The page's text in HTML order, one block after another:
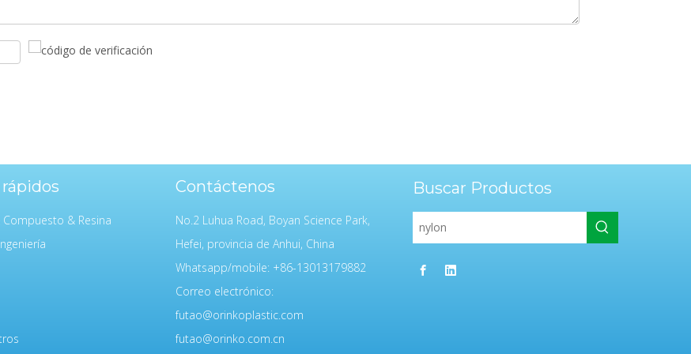
& Resina
Contáctenos
No.2 Luhua Road, Boyan Science Park,
Hefei, provincia de Anhui, China
Whatsapp/mobile: +86-13013179882
Correo electrónico:
futao@orinkoplastic.com
futao@orinko.com.cn
Buscar Productos